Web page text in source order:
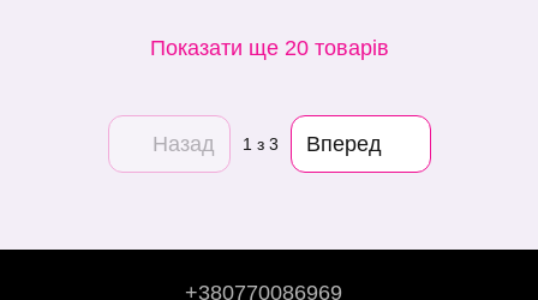
Показати ще 20 товарів
Назад 1 з 3 Вперед
+380770086969